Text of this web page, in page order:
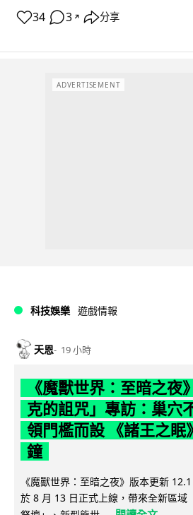
34 3 ↗ 分享
ADVERTISEMENT
科技娛樂 遊戲情報
天恩 19 小時
《魔獸世界：至暗之夜
克的詛咒」專訪：巢穴
領門檻而設 《諸王之眠
鐘
《魔獸世界：至暗之夜》版本更新
於 8 月 13 日正式上線，帶來全新區域